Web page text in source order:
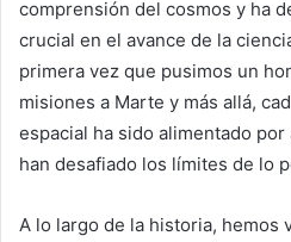
comprensión del cosmos y ha
crucial en el avance de la
primera vez que pusimos un
misiones a Marte y más allá,
espacial ha sido alimentado
han desafiado los límites de lo
A lo largo de la historia, hemos